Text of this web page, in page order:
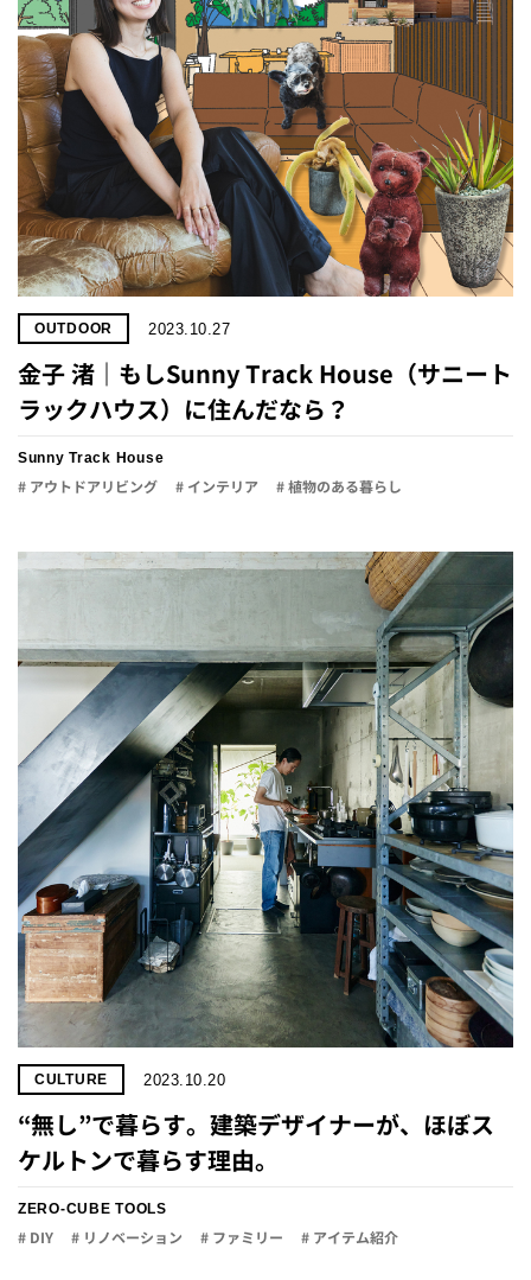
OUTDOOR 2023.10.27
金子 渚｜もしSunny Track House（サニート
ラックハウス）に住んだなら？
Sunny Track House
# アウトドアリビング # インテリア # 植物のある暮らし
CULTURE 2023.10.20
“無し”で暮らす。建築デザイナーが、ほぼス
ケルトンで暮らす理由。
ZERO-CUBE TOOLS
# DIY # リノベーション # ファミリー # アイテム紹介